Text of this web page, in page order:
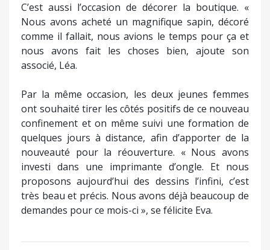
C’est aussi l’occasion de décorer la boutique. «
Nous avons acheté un magnifique sapin, décoré
comme il fallait, nous avions le temps pour ça et
nous avons fait les choses bien, ajoute son
associé, Léa.
Par la même occasion, les deux jeunes femmes
ont souhaité tirer les côtés positifs de ce nouveau
confinement et on même suivi une formation de
quelques jours à distance, afin d’apporter de la
nouveauté pour la réouverture. « Nous avons
investi dans une imprimante d’ongle. Et nous
proposons aujourd’hui des dessins l’infini, c’est
très beau et précis. Nous avons déjà beaucoup de
demandes pour ce mois-ci », se félicite Eva.